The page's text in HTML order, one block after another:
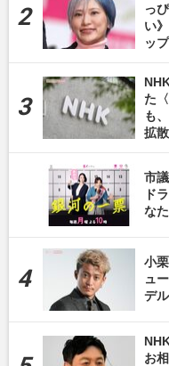
っ
い
ッ
た
も
拡
市
ド
な
小
ュ
デ
お